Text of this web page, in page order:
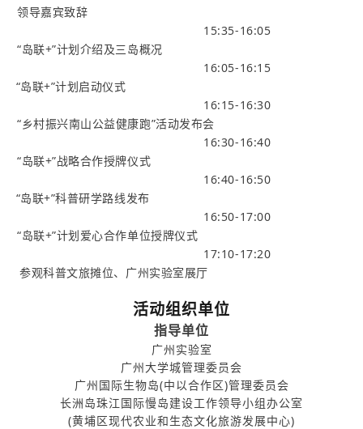
领导嘉宾致辞
15:35-16:05
“岛联+”计划介绍及三岛概况
16:05-16:15
“岛联+”计划启动仪式
16:15-16:30
“乡村振兴南山公益健康跑”活动发布会
16:30-16:40
“岛联+”战略合作授牌仪式
16:40-16:50
“岛联+”科普研学路线发布
16:50-17:00
“岛联+”计划爱心合作单位授牌仪式
17:10-17:20
参观科普文旅摊位、 广州实验室展厅
活动组织单位
指导单位
广州实验室
广州大学城管理委员会
广州国际生物岛(中以合作区)管理委员会
长洲岛珠江国际慢岛建设工作领导小组办公室
(黄埔区现代农业和生态文化旅游发展中心)